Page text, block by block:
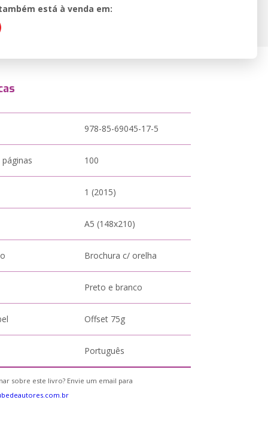
está à venda em:
978-85-69045-17-5
100
1 (2015)
A5 (148x210)
Brochura c/ orelha
Preto e branco
Offset 75g
Português
sobre este livro? Envie um email para